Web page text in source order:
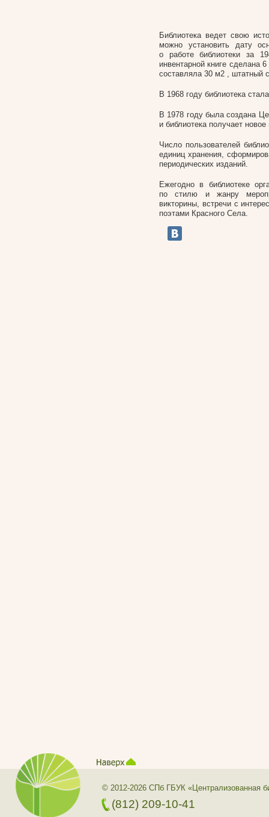
Библиотека ведет свою
можно установить дату
о работе библиотеки за
инвентарной книге сделана
составляла 30 м2 , штатный
В 1968 году библиотека
В 1978 году была создана
и библиотека получает
Число пользователей
единиц хранения,
периодических изданий.
Ежегодно в библиотеке
по стилю и жанру
викторины, встречи с
поэтами Красного Села.
© 2012-2026 СПб ГБУК «Централизованная
(812) 209-10-41